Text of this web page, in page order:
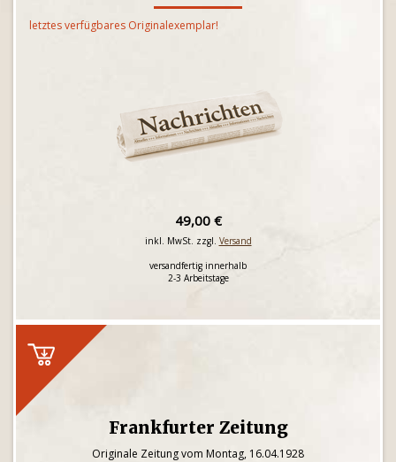
letztes verfügbares Originalexemplar!
49,00 €
inkl. MwSt. zzgl. Versand
versandfertig innerhalb
2-3 Arbeitstage
Frankfurter Zeitung
Originale Zeitung vom Montag, 16.04.1928